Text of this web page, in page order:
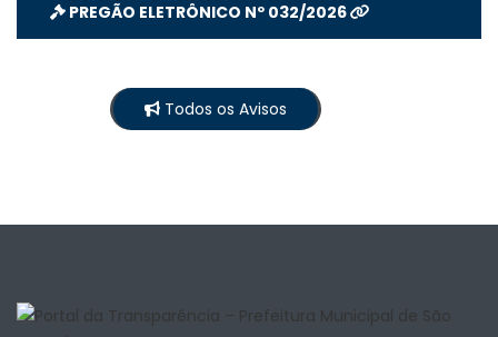
PREGÃO ELETRÔNICO Nº 032/2026
Todos os Avisos